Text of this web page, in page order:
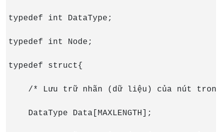
typedef int DataType;
typedef int Node;
typedef struct{
/* Lưu trữ nhãn (dữ liệu) của nút
    DataType Data[MAXLENGTH];